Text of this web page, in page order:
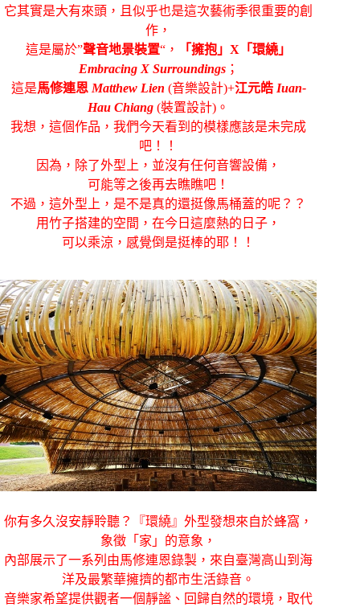
它其實是大有來頭，且似乎也是這次藝術季很重要的創
作，
這是屬於”聲音地景裝置“，
「擁抱」X「環繞」
Embracing X Surroundings；
這是馬修連恩Matthew Lien (音樂設計)+江元皓 Iuan-
Hau Chiang (裝置設計)。
我想，這個作品，我們今天看到的模樣應該是未完成
吧！！
因為，除了外型上，並沒有任何音響設備，
可能等之後再去瞧瞧吧！
不過，這外型上，是不是真的還挺像馬桶蓋的呢？？
用竹子搭建的空間，在今日這麼熱的日子，
可以乘涼，感覺倒是挺棒的耶！！
你有多久沒安靜聆聽？『環繞』外型發想來自於蜂窩，
象徵「家」的意象，
內部展示了一系列由馬修連恩錄製，來自臺灣高山到海
洋及最繁華擁擠的都市生活錄音。
音樂家希望提供觀者一個靜謐、回歸自然的環境，取代